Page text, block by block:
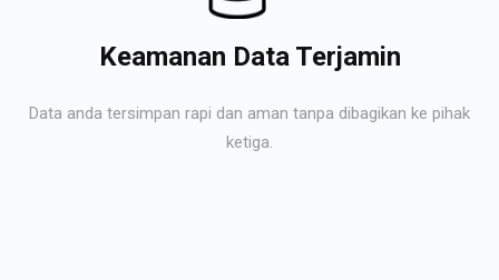
Keamanan Data Terjamin
Data anda tersimpan rapi dan aman tanpa dibagikan ke pihak
ketiga.